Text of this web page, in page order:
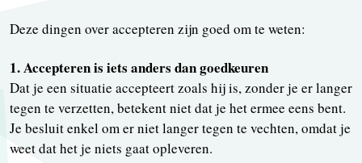
Deze dingen over accepteren zijn goed om te weten:
1. Accepteren is iets anders dan goedkeuren
Dat je een situatie accepteert zoals hij is, zonder je er langer
tegen te verzetten, betekent niet dat je het ermee eens bent.
Je besluit enkel om er niet langer tegen te vechten, omdat je
weet dat het je niets gaat opleveren.